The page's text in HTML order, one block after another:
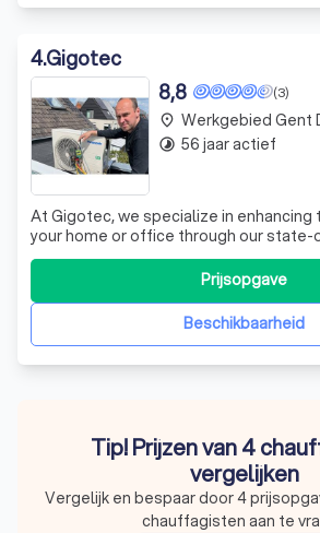
4.Gigotec
(3)
8,8
At Gigotec, we specialize in
your home or office through our
conditioning systems. We pride
solutions that not only cool and heat
improve air quality by dehumidifying and
Our commitment to suBeschikbaarheid
Prijsopgave
place Werkgebied Gent
timelapse 56 jaar actief
Tip! Prijzen van 4
vergelijken
Vergelijk en bespaar door 4
chauffagisten aan te